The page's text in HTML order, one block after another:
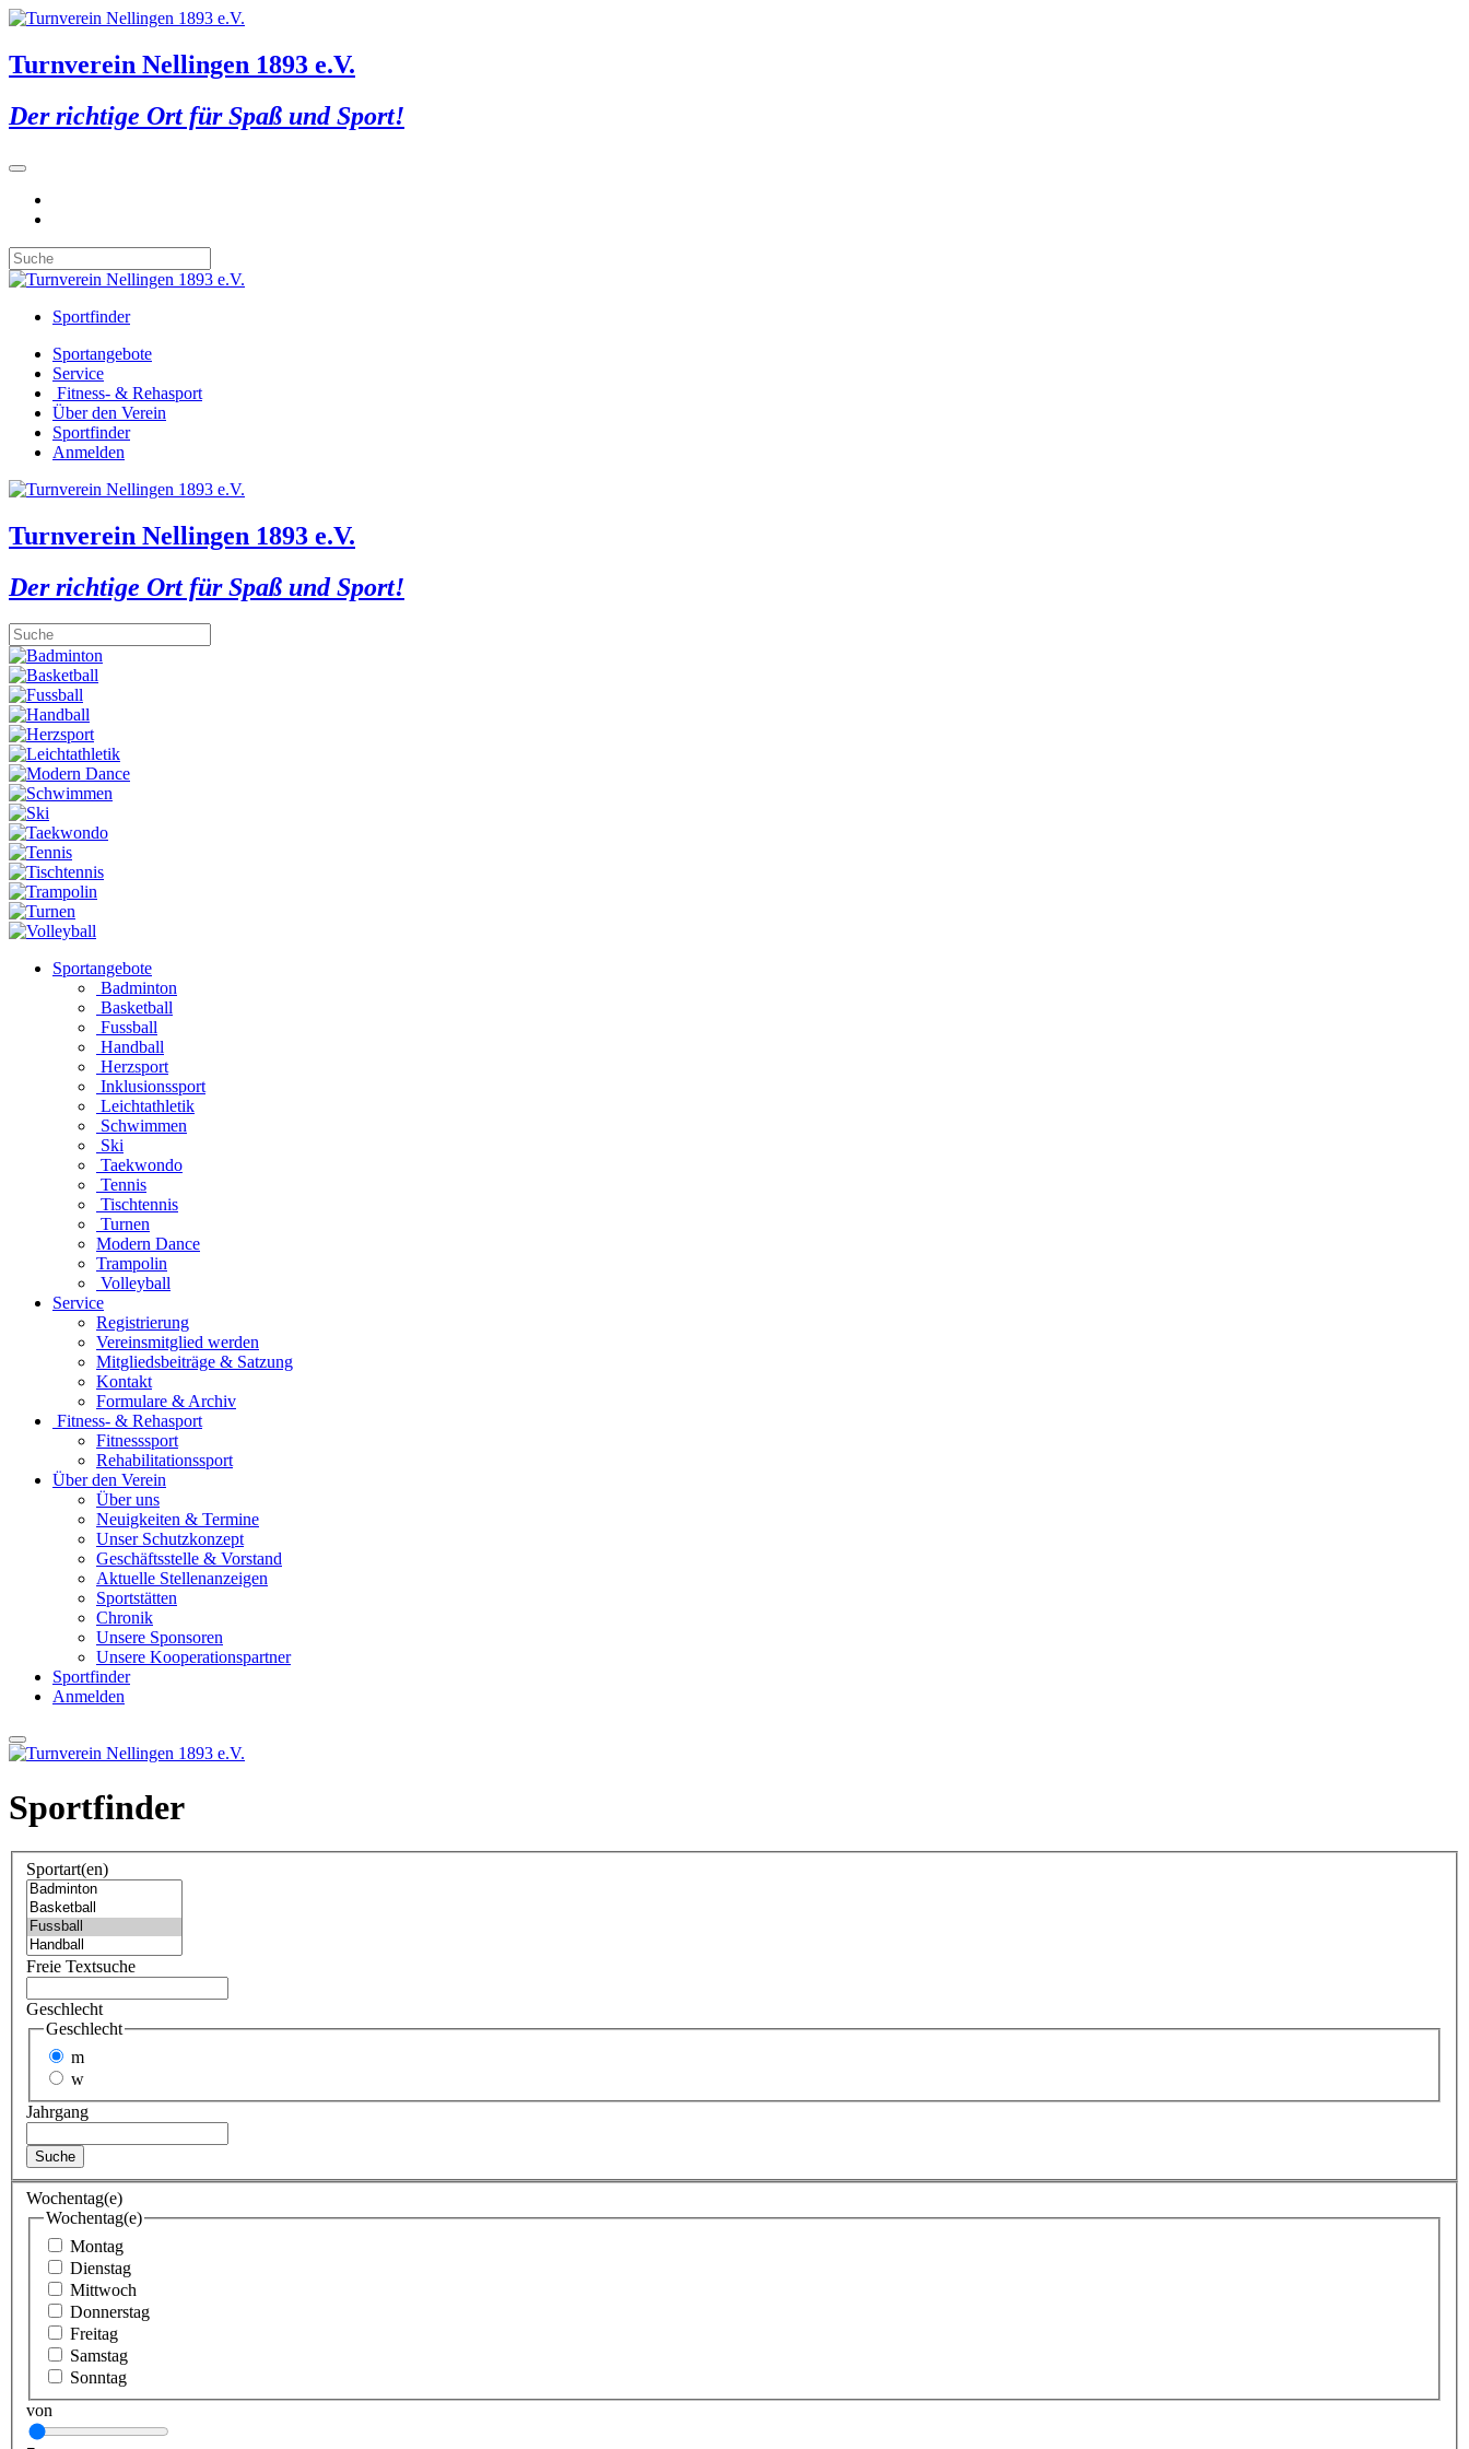
Turnverein Nellingen 1893 e.V.
Der richtige Ort für Spaß und Sport!
Sportfinder
Sportangebote
Service
Fitness- & Rehasport
Über den Verein
Sportfinder
Anmelden
Turnverein Nellingen 1893 e.V.
Der richtige Ort für Spaß und Sport!
Sportangebote
Badminton
Basketball
Fussball
Handball
Herzsport
Inklusionssport
Leichtathletik
Schwimmen
Ski
Taekwondo
Tennis
Tischtennis
Turnen
Modern Dance
Trampolin
Volleyball
Service
Registrierung
Vereinsmitglied werden
Mitgliedsbeiträge & Satzung
Kontakt
Formulare & Archiv
Fitness- & Rehasport
Fitnesssport
Rehabilitationssport
Über den Verein
Über uns
Neuigkeiten & Termine
Unser Schutzkonzept
Geschäftsstelle & Vorstand
Aktuelle Stellenanzeigen
Sportstätten
Chronik
Unsere Sponsoren
Unsere Kooperationspartner
Sportfinder
Anmelden
Sportfinder
Sportart(en)
Freie Textsuche
Geschlecht
Geschlecht
m
w
Jahrgang
Suche
Wochentag(e)
Wochentag(e)
Montag
Dienstag
Mittwoch
Donnerstag
Freitag
Samstag
Sonntag
von